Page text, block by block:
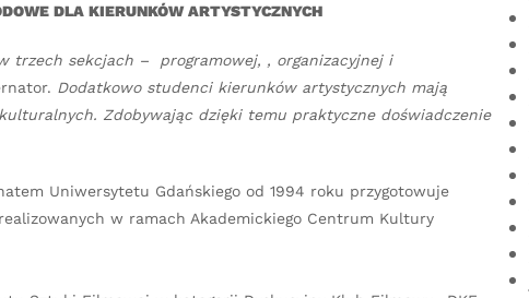
DLA KIERUNKÓW ARTYSTYCZNYCH
trzech sekcjach – programowej, , organizacyjnej i
Dodatkowo studenci kierunków artystycznych mają
Zdobywając dzięki temu praktyczne doświadczenie
Uniwersytetu Gdańskiego od 1994 roku przygotowuje
w ramach Akademickiego Centrum Kultury